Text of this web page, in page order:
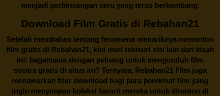
menjadi perbincangan seru yang terus berkembang.
Download Film Gratis di Rebahan21
Setelah membahas tentang fenomena menariknya menonton
film gratis di Rebahan21, kini mari telusuri sisi lain dari kisah
ini: bagaimana dengan peluang untuk mengunduh film
secara gratis di situs ini? Ternyata, Rebahan21 Film juga
menawarkan fitur download bagi para penikmat film yang
ingin menyimpan koleksi favorit mereka untuk ditonton di